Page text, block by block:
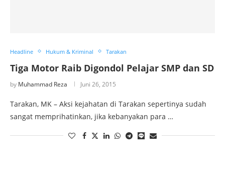
Headline Hukum & Kriminal Tarakan
Tiga Motor Raib Digondol Pelajar SMP dan SD
by Muhammad Reza Juni 26, 2015
Tarakan, MK – Aksi kejahatan di Tarakan sepertinya sudah
sangat memprihatinkan, jika kebanyakan para …